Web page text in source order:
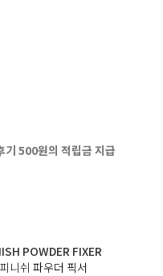
500원의 적립금 지급
POWDER FIXER
니쉬 파우더 픽서